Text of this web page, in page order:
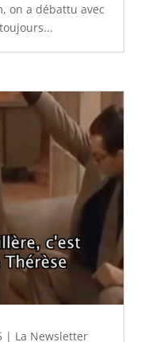
on a débattu avec
| La Newsletter